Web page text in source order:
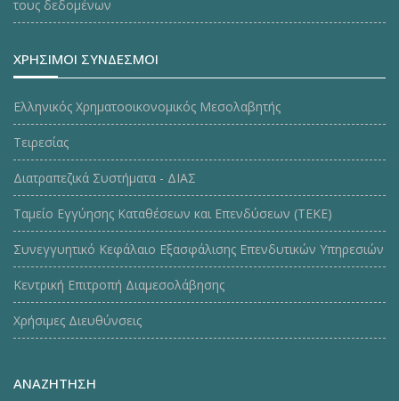
τους δεδομένων
ΧΡΗΣΙΜΟΙ ΣΥΝΔΕΣΜΟΙ
Ελληνικός Χρηματοοικονομικός Μεσολαβητής
Τειρεσίας
Διατραπεζικά Συστήματα - ΔΙΑΣ
Ταμείο Εγγύησης Καταθέσεων και Επενδύσεων (ΤΕΚE)
Συνεγγυητικό Κεφάλαιο Εξασφάλισης Επενδυτικών Υπηρεσιών
Κεντρική Επιτροπή Διαμεσολάβησης
Χρήσιμες Διευθύνσεις
ΑΝΑΖΗΤΗΣΗ